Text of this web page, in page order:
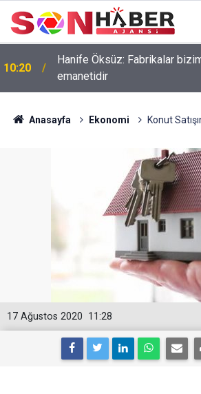
10:20
Hanife Öksüz: Fabrikalar
emanetidir
Anasayfa Ekonomi Konut
11:28
17 Ağustos 2020